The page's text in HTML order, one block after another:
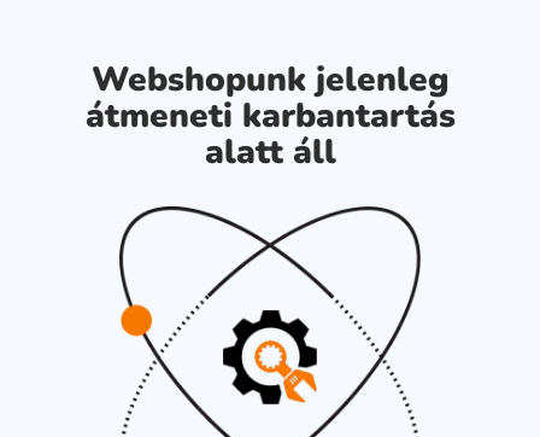
Webshopunk jelenleg
átmeneti karbantartás
alatt áll